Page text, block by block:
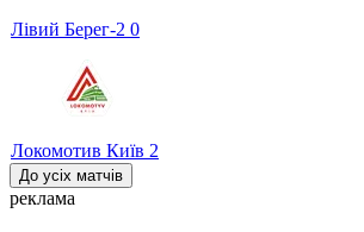
Лівий Берег-2 0
Локомотив Київ 2
До усіх матчів
реклама